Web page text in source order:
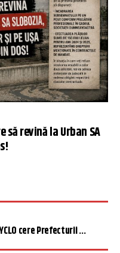
să revină la Urban SA
cere Prefecturii ...